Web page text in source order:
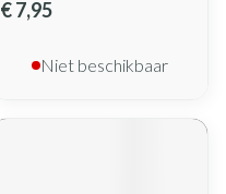
€ 7,95
Niet beschikbaar